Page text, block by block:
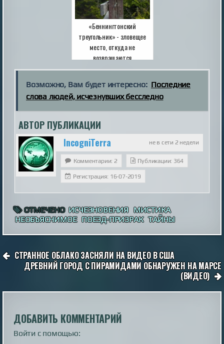
«Беннингтонский
треугольник» - зловещее
место, откуда не
возвращаются
Возможно, Вам будет интересно: Последние
слова людей, исчезнувших бесследно
АВТОР ПУБЛИКАЦИИ
не в сети 2 недели
IncogniTerra
Комментарии: 2 Публикации: 364
Регистрация: 16-07-2019
ОТМЕЧЕНО ИСЧЕЗНОВЕНИЯ МИСТИКА
НЕОБЪЯСНИМОЕ ПОЕЗД-ПРИЗРАК ТАЙНЫ
НАВИГАЦИЯ
СТРАННОЕ ОБЛАКО ЗАСНЯЛИ НА ВИДЕО В США
ДРЕВНИЙ ГОРОД С ПИРАМИДАМИ ОБНАРУЖЕН НА МАРСЕ
(ВИДЕО)
ДОБАВИТЬ КОММЕНТАРИЙ
Войти с помощью: